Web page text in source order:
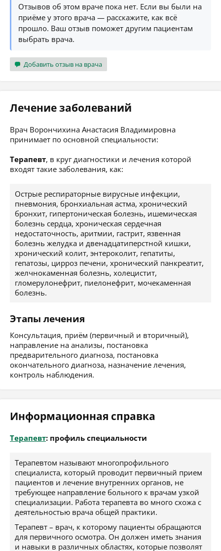
Отзывов об этом враче пока нет. Если вы были на
приёме у этого врача — расскажите, как всё
прошло. Ваш отзыв поможет другим пациентам
выбрать врача.
Добавить отзыв на врача
Лечение заболеваний
Врач Ворончихина Анастасия Владимировна
принимает по основной специальности:
Терапевт, в круг диагностики и лечения которой
входят такие заболевания, как:
Острые респираторные вирусные инфекции,
пневмония, бронхиальная астма, хронический
бронхит, гипертоническая болезнь, ишемическая
болезнь сердца, хроническая сердечная
недостаточность, аритмии, гастрит, язвенная
болезнь желудка и двенадцатиперстной кишки,
хронический колит, энтероколит, гепатиты,
гепатозы, цирроз печени, хронический панкреатит,
желчнокаменная болезнь, холецистит,
гломерулонефрит, пиелонефрит, мочекаменная
болезнь.
Этапы лечения
Консультация, приём (первичный и вторичный),
направление на анализы, постановка
предварительного диагноза, постановка
окончательного диагноза, назначение лечения,
контроль наблюдения.
Информационная справка
Терапевт: профиль специальности
Терапевтом называют многопрофильного
специалиста, который проводит первичный прием
пациентов и лечение внутренних органов, не
требующее направление больного к врачам узкой
специализации. Работа терапевта во много схожа с
деятельностью врача общей практики.
Терапевт – врач, к которому пациенты обращаются
для первичного осмотра. Он должен иметь знания
и навыки в различных областях, которые позволят